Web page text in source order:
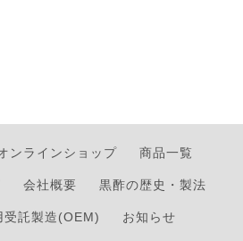
ンラインショップ 商品一覧
会社概要 黒酢の歴史・製法
受託製造(OEM) お知らせ